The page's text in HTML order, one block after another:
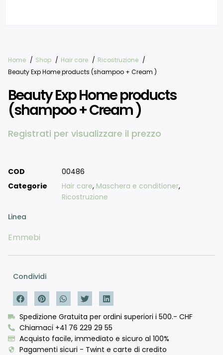
Home Shop Hair care
Ricostruzione
Beauty Exp Home products (shampoo + Cream )
Beauty Exp Home products
(shampoo + Cream )
Registrati per visualizzare il prezzo
COD
00486
Categorie
Hair care, Maschera e conditioner,
Ricostruzione
Linea
Emmebi
Condividi
Spedizione Gratuita per ordini superiori i 500.- CHF
Chiamaci +41 76 229 29 55
Acquisto facile, immediato e sicuro al 100%
Pagamenti sicuri - Twint e carte di credito